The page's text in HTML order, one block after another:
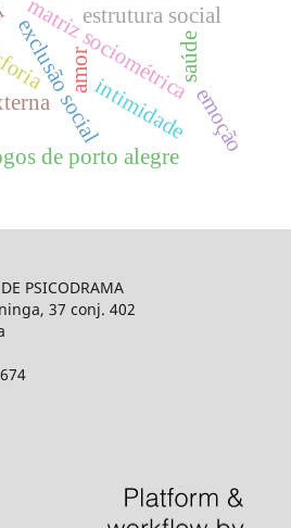
exclusão social
matriz sociométrica
estrutura social
amor
intimidade
saúde
de porto alegre emoção
PSICODRAMA
37 conj. 402